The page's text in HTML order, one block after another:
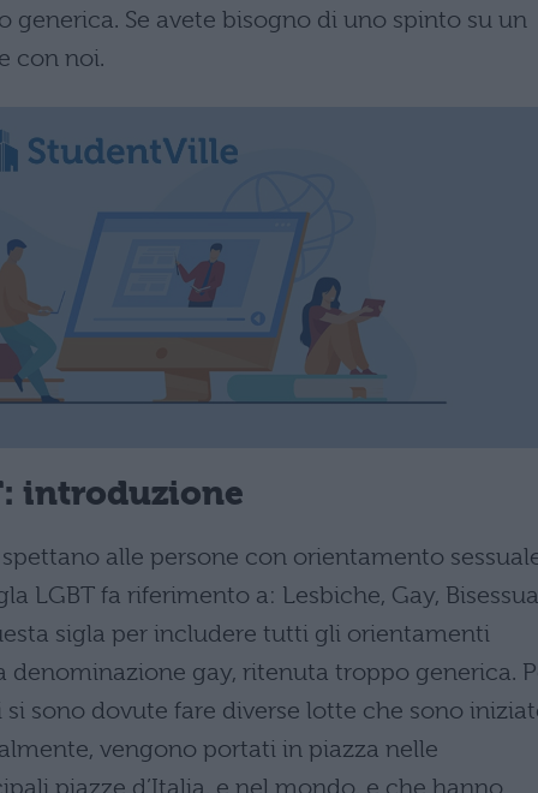
generica. Se avete bisogno di uno spinto su un
con noi.
introduzione
alle persone con orientamento
LGBT fa riferimento a: Lesbiche, Gay,
sigla per includere tutti gli orientamenti
denominazione gay, ritenuta troppo generica.
sono dovute fare diverse lotte che sono
vengono portati in piazza nelle